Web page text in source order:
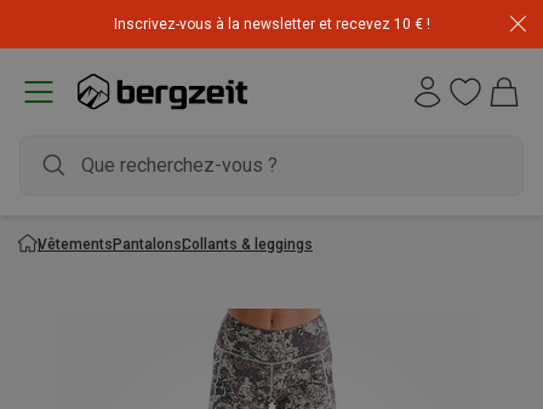
Inscrivez-vous à la newsletter et recevez 10 € !
VêtementsPantalonsCollants & leggings